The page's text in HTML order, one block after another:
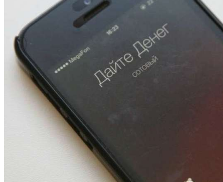
Покушение на убийство в Волгограде: девушка
напала на незнакомую женщину с ножом
12:39
Сладкий праздник в Волгограде: в Центральном
парке прошёл фестиваль „Арбузный переполох“
Волгоградские компании нарастили экспорт:
заключены контракты на 3,6 млн долларов